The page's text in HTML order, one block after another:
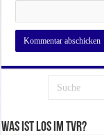
Was ist los im TVR?